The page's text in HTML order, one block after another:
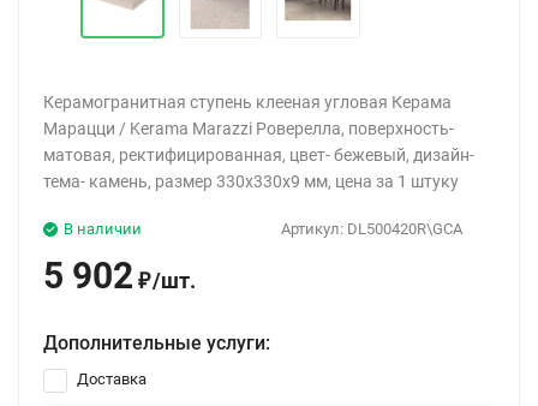
Керамогранитная ступень клееная угловая Керама
Марацци / Kerama Marazzi Роверелла, поверхность-
матовая, ректифицированная, цвет- бежевый, дизайн-
тема- камень, размер 330x330x9 мм, цена за 1 штуку
Артикул: DL500420R\GCA
В наличии
5 902 ₽/шт.
Дополнительные услуги:
Доставка